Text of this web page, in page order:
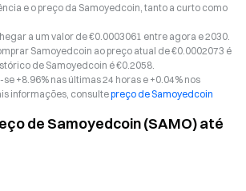
e o preço da Samoyedcoin, tanto a curto como
a um valor de €0.0003061 entre agora e 2030.
Samoyedcoin ao preço atual de €0.0002073 é
de Samoyedcoin é €0.2058.
+8.96% nas últimas 24 horas e +0.04% nos
informações, consultepreço de Samoyedcoin
de Samoyedcoin (SAMO) até